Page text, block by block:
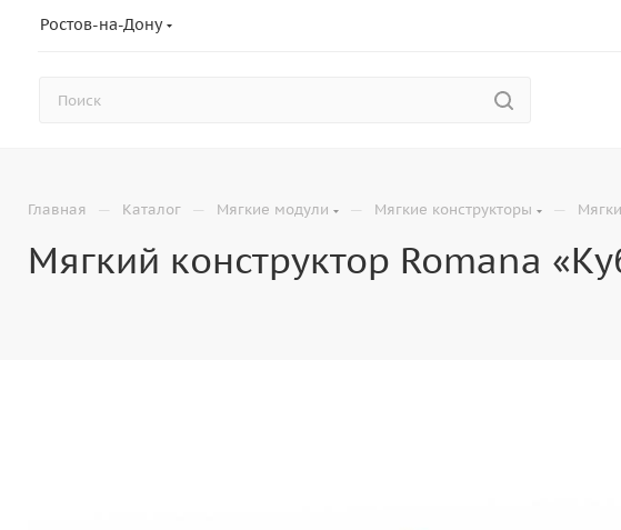
Ростов-на-Дону
Главная — Каталог — Мягкие модули — Мягкие конструкторы —
Мягкий конструктор Romana